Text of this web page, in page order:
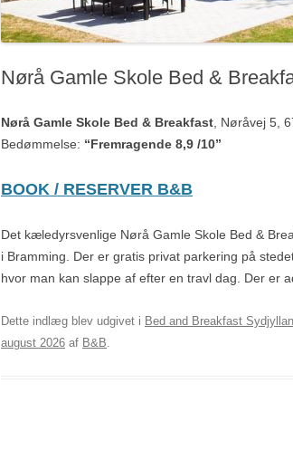
Nørå Gamle Skole Bed &
Nørå Gamle Skole Bed & Breakfast , Nøråvej 5,
Bedømmelse: “Fremragende 8,9 /10”
BOOK / RESERVER B&B
Det kæledyrsvenlige Nørå Gamle Skole Bed &
i Bramming. Der er gratis privat parkering på
hvor man kan slappe af efter en travl dag. Der er
Dette indlæg blev udgivet i Bed and Breakfast
august 2026 af B&B.